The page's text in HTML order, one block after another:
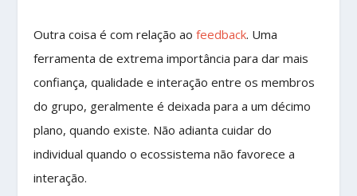
Outra coisa é com relação aofeedback. Uma
ferramenta de extrema importância para dar mais
confiança, qualidade e interação entre os membros
do grupo, geralmente é deixada para a um décimo
plano, quando existe. Não adianta cuidar do
individual quando o ecossistema não favorece a
interação.